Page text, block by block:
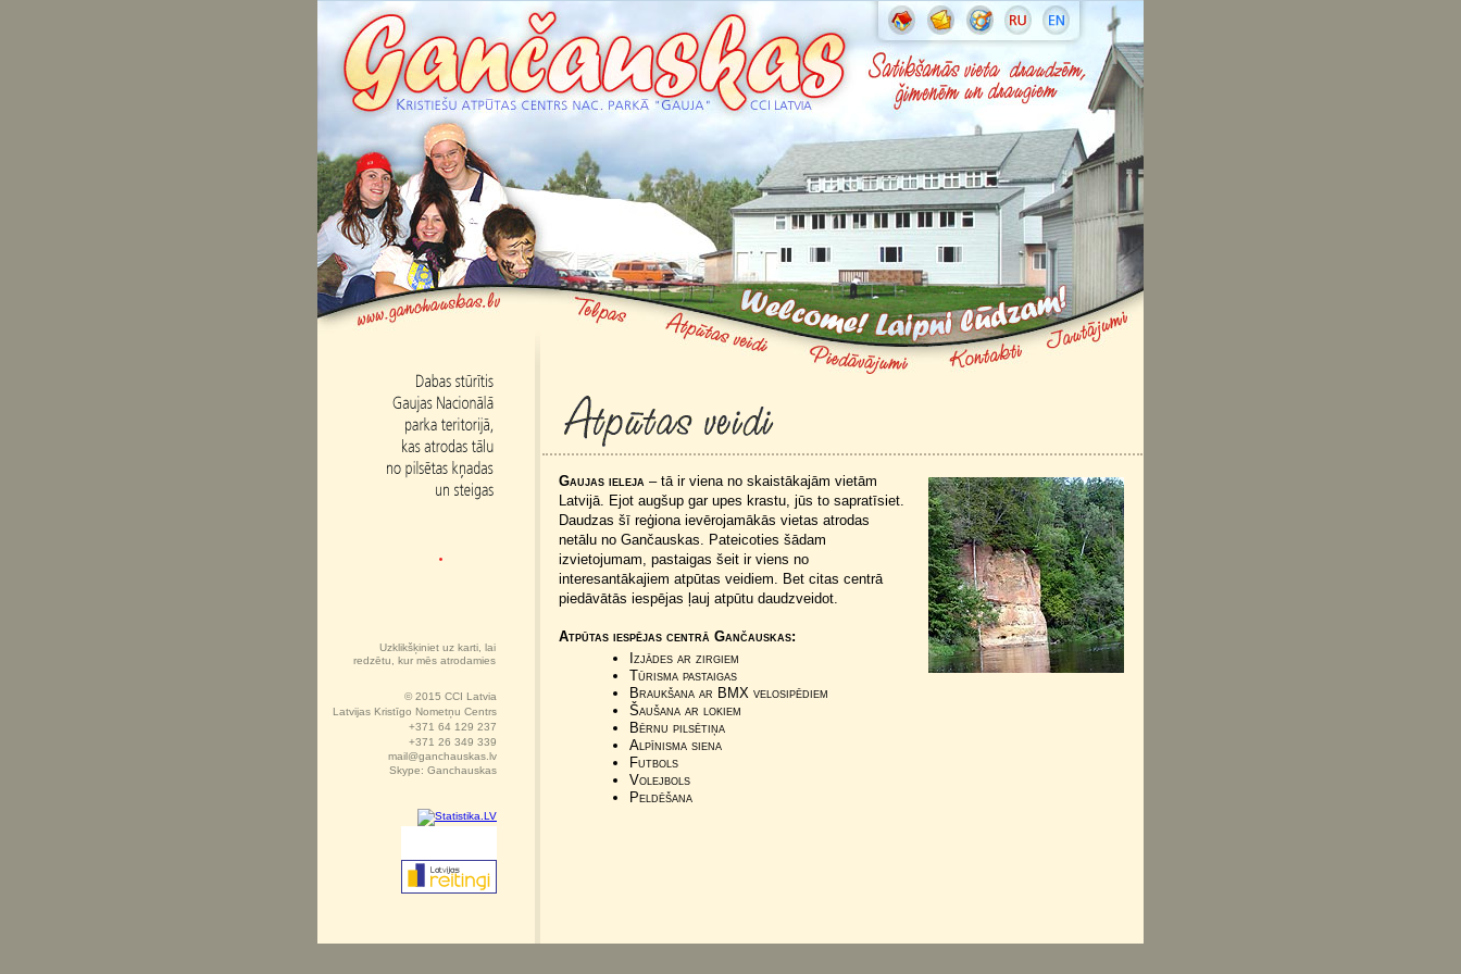
Uzklikšķiniet uz karti, lai
redzētu, kur mēs atrodamies
© 2015 CCI Latvia
Latvijas Kristīgo Nometņu Centrs
+371 64 129 237
+371 26 349 339
mail@ganchauskas.lv
Skype: Ganchauskas
Gaujas ieleja– tā ir viena no skaistākajām vietām
Latvijā. Ejot augšup gar upes krastu, jūs to sapratīsiet.
Daudzas šī reģiona ievērojamākās vietas atrodas
netālu no Gančauskas. Pateicoties šādam
izvietojumam, pastaigas šeit ir viens no
interesantākajiem atpūtas veidiem. Bet citas centrā
piedāvātās iespējas ļauj atpūtu daudzveidot.
Atpūtas iespējas centrā Gančauskas:
Izjādes ar zirgiem
Tūrisma pastaigas
Braukšana ar BMX velosipēdiem
Šaušana ar lokiem
Bērnu pilsētiņa
Alpīnisma siena
Futbols
Volejbols
Peldēšana